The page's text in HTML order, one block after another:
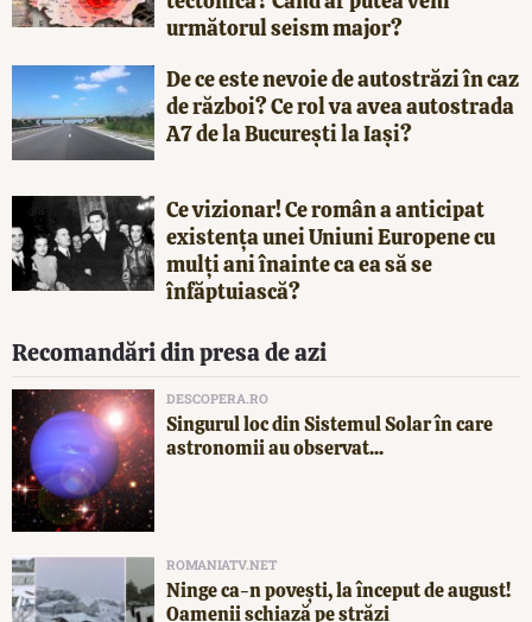
următorul seism major?
De ce este nevoie de autostrăzi în caz
de război? Ce rol va avea autostrada
A7 de la București la Iași?
Ce vizionar! Ce român a anticipat
existența unei Uniuni Europene cu
mulți ani înainte ca ea să se
înfăptuiască?
Recomandări din presa de azi
DESCOPERA.RO
Singurul loc din Sistemul Solar în care
astronomii au observat...
ROMANIATV.NET
Ninge ca-n povești, la început de august!
Oamenii schiază pe străzi